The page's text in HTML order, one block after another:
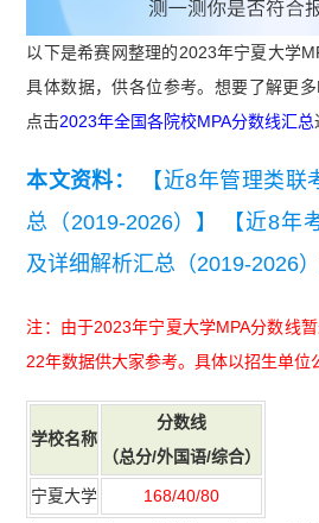
以下是希赛网整理的2023年宁夏大学
具体数据，供各位参考。想要了解更
点击2023年全国各院校MPA分数线汇总
本文资料：
【近8年管理类
总（2019-2026）】
【近8年
及详细解析汇总（2019-2026）
注：由于2023年宁夏大学MPA分数线
22年数据供大家参考。具体以招生单位
学校名称
分数线
（总分/外国语/综合）
宁夏大学 168/40/80